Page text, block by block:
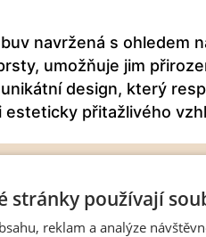
navržená s ohledem
umožňuje jim
design, který
esteticky přitažlivého
stránky používají
reklam a analýze